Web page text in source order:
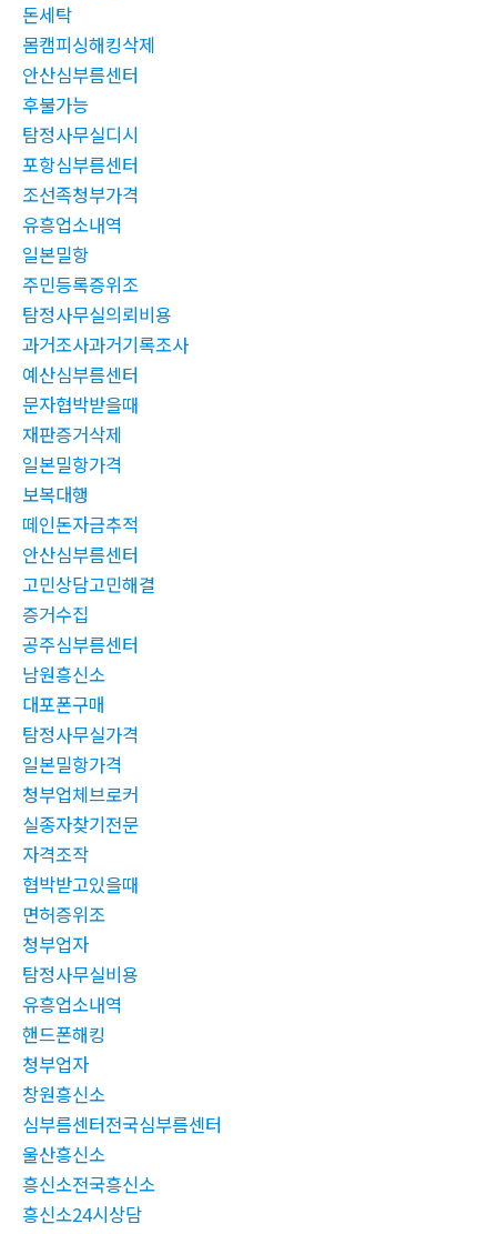
돈세탁
몸캠피싱해킹삭제
안산심부름센터
후불가능
탐정사무실디시
포항심부름센터
조선족청부가격
유흥업소내역
일본밀항
주민등록증위조
탐정사무실의뢰비용
과거조사과거기록조사
예산심부름센터
문자협박받을때
재판증거삭제
일본밀항가격
보복대행
떼인돈자금추적
안산심부름센터
고민상담고민해결
증거수집
공주심부름센터
남원흥신소
대포폰구매
탐정사무실가격
일본밀항가격
청부업체브로커
실종자찾기전문
자격조작
협박받고있을때
면허증위조
청부업자
탐정사무실비용
유흥업소내역
핸드폰해킹
청부업자
창원흥신소
심부름센터전국심부름센터
울산흥신소
흥신소전국흥신소
흥신소24시상담